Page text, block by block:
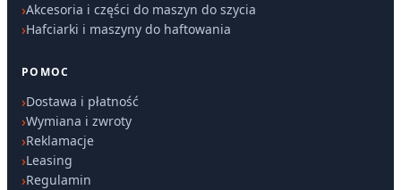
Akcesoria i części do maszyn do szycia
Hafciarki i maszyny do haftowania
POMOC
Dostawa i płatność
Wymiana i zwroty
Reklamacje
Leasing
Regulamin